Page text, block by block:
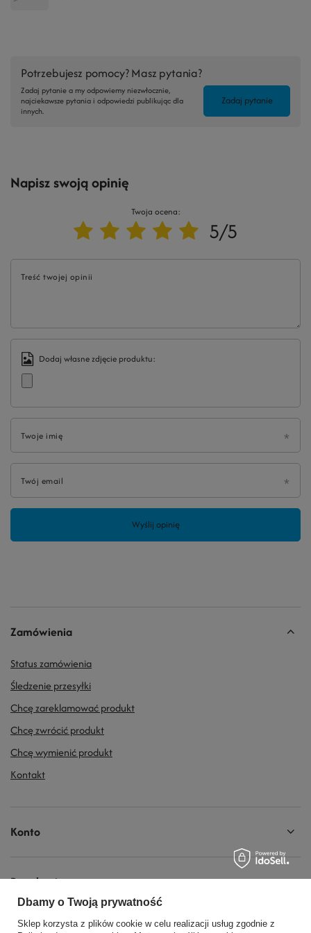
Potrzebujesz pomocy? Masz pytania?
Zadaj pytanie a my odpowiemy niezwłocznie,
najciekawsze pytania i odpowiedzi publikując dla
innych.
Zadaj pytanie
Napisz swoją opinię
Twoja ocena:
5/5
Treść twojej opinii
Dodaj własne zdjęcie produktu:
Twoje imię
Twój email
Wyślij opinię
Zamówienia
Status zamówienia
Śledzenie przesyłki
Chcę zareklamować produkt
Chcę zwrócić produkt
Chcę wymienić produkt
Kontakt
Konto
Regulaminy
Dbamy o Twoją prywatność
Sklep korzysta z plików cookie w celu realizacji usług zgodnie z